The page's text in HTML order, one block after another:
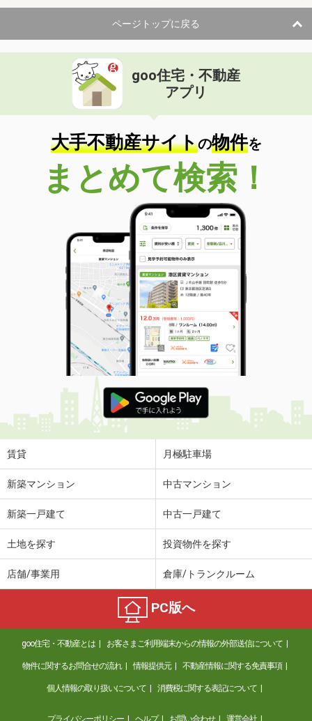
ページトップに戻る
goo住宅・不動産
アプリ
大手不動産サイトの物件を
まとめて検索！
賃貸 月極駐車場
新築マンション 中古マンション
新築一戸建て 中古一戸建て
土地を探す 投資物件を探す
店舗/事業用 倉庫/トランクルーム
PC版へ
goo住宅・不動産とは お客さまご利用端末からの情報の外部送信について
物件に関するお問合せの流れ 情報提供元 不動産情報に関する免責事項
個人情報の取り扱いについて 消費税に関する表記について
プライバシーポリシー ヘルプ お問い合わせ 運営会社